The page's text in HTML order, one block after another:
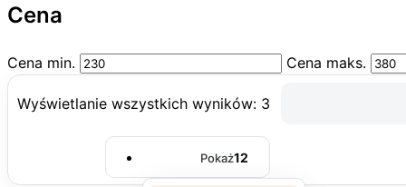
Cena
Cena min. Cena maks.
Wyświetlanie wszystkich wyników: 3
Pokaż12